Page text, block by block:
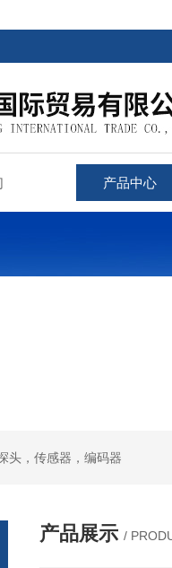
产品中心
头，传感器，编码器
产品展示 /